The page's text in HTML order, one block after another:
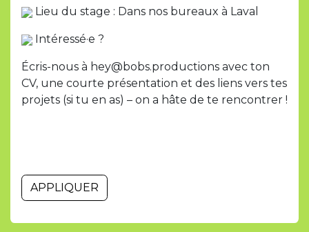
Lieu du stage : Dans nos bureaux à Laval
Intéressé·e ?
Écris-nous à hey@bobs.productions avec ton
CV, une courte présentation et des liens vers tes
projets (si tu en as) – on a hâte de te rencontrer !
APPLIQUER